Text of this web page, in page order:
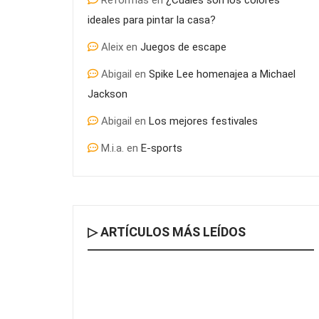
ideales para pintar la casa?
Aleix en Juegos de escape
Abigail en Spike Lee homenajea a Michael
Jackson
Abigail en Los mejores festivales
M.i.a. en E-sports
▷ ARTÍCULOS MÁS LEÍDOS